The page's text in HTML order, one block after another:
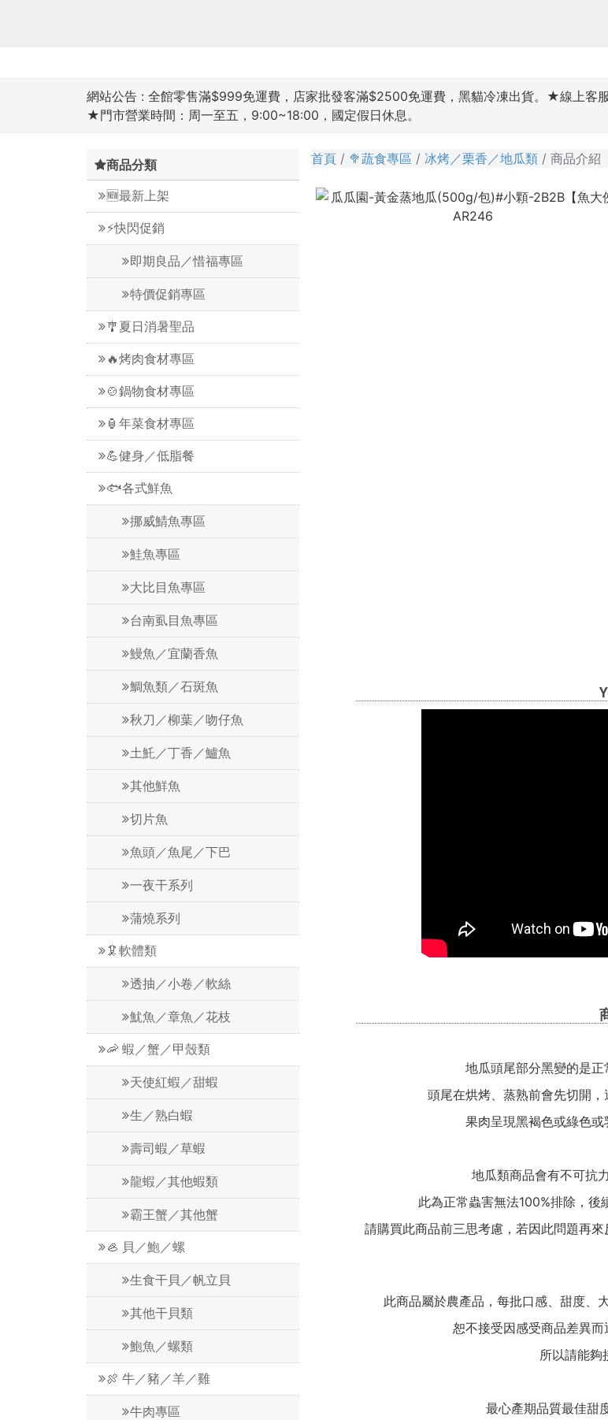
網站公告 : 全館零售滿$999免運費，店家批發客滿$2500免運費，黑貓冷凍出貨。★線上客
★門市營業時間：周一至五，9:00~18:00，國定假日休息。
商品分類
🆕最新上架
⚡️快閃促銷
即期良品／惜福專區
特價促銷專區
🎐夏日消暑聖品
🔥烤肉食材專區
🍲鍋物食材專區
🏮年菜食材專區
💪健身／低脂餐
🐟各式鮮魚
挪威鯖魚專區
鮭魚專區
大比目魚專區
台南虱目魚專區
鰻魚／宜蘭香魚
鯛魚類／石斑魚
秋刀／柳葉／吻仔魚
土魠／丁香／鱸魚
其他鮮魚
切片魚
魚頭／魚尾／下巴
一夜干系列
蒲燒系列
🦑軟體類
透抽／小卷／軟絲
魷魚／章魚／花枝
🦐 蝦／蟹／甲殼類
天使紅蝦／甜蝦
生／熟白蝦
壽司蝦／草蝦
龍蝦／其他蝦類
霸王蟹／其他蟹
🦪 貝／鮑／螺
生食干貝／帆立貝
其他干貝類
鮑魚／螺類
🍖 牛／豬／羊／雞
牛肉專區
首頁 🥦蔬食專區 冰烤／栗香／地瓜類 商品介紹
地瓜頭尾部分黑變的是正
頭尾在烘烤、蒸熟前會先切開
果肉呈現黑褐色或綠色或
地瓜類商品會有不可抗
此為正常蟲害無法100%排除，後
請購買此商品前三思考慮，若因此問題再
此商品屬於農產品，每批口感、甜度、
恕不接受因感受商品差異而
所以請能夠
最心產期品質最佳甜